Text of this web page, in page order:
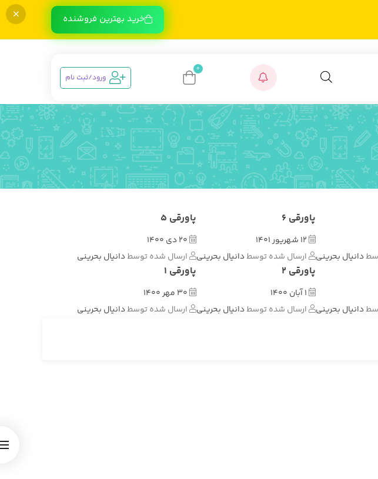
خرید بهترین فروشنده
0
ورود/ثبت نام
دانیال بحرینی
پاورقی 6
12 شهریور 1401
ارسال شده توسطدانیال بحرینی
پاورقی 5
20 دی 1400
ارسال شده توسطدانیال بحرینی
دانیال بحرینی
پاورقی 2
1 آبان 1400
ارسال شده توسطدانیال بحرینی
پاورقی 1
30 مهر 1400
ارسال شده توسطدانیال بحرینی